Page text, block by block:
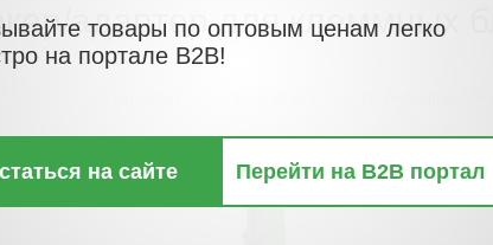
адаптер для клеммных
товары по оптовым ценам легко
на портале B2B!
на сайте Перейти на B2B портал